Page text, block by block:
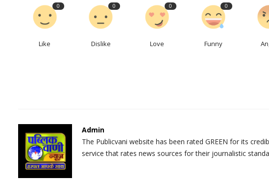
0
Like
0
Dislike
0
Love
0
Funny
Admin
The Publicvani website has been rated GREEN for its
service that rates news sources for their journalistic